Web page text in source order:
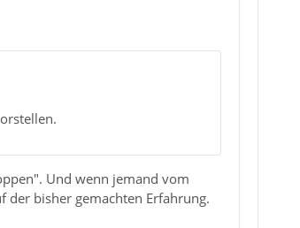
Und wenn jemand vom
der bisher gemachten Erfahrung.